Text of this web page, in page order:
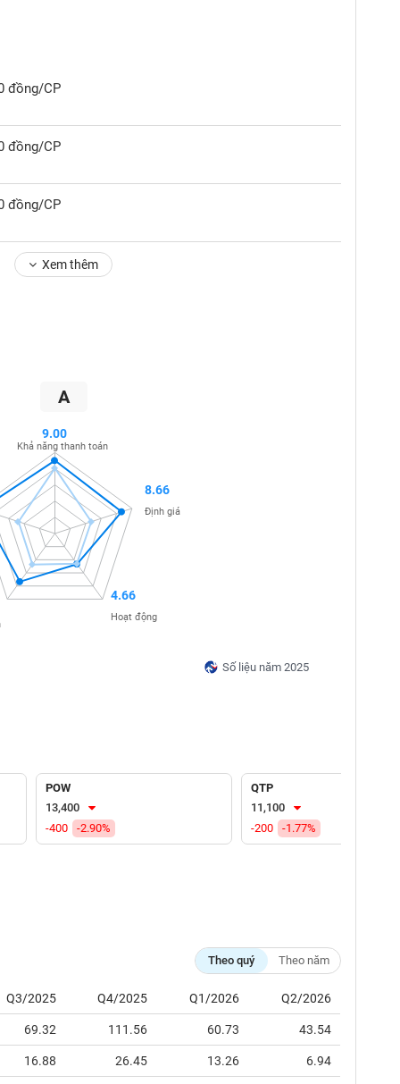
đồng/CP
đồng/CP
đồng/CP
Xem thêm
A
Số liệu năm 2025
9.00
Khả năng thanh toán
8.66
Định giá
4.66
Hoạt động
POW
13,400
-400
-2.90%
QTP
11,100
-200
-1.77%
Theo quý Theo năm
Q3/2025 Q4/2025 Q1/2026 Q2/2026
69.32 111.56 60.73 43.54
16.88 26.45 13.26 6.94